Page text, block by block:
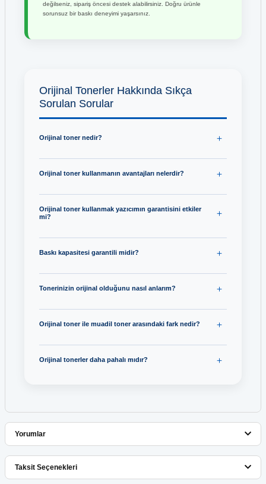
değilseniz, sipariş öncesi destek alabilirsiniz. Doğru ürünle
sorunsuz bir baskı deneyimi yaşarsınız.
Orijinal Tonerler Hakkında Sıkça
Sorulan Sorular
Orijinal toner nedir?
Orijinal toner kullanmanın avantajları nelerdir?
Orijinal toner kullanmak yazıcımın garantisini etkiler
mi?
Baskı kapasitesi garantili midir?
Tonerinizin orijinal olduğunu nasıl anlarım?
Orijinal toner ile muadil toner arasındaki fark nedir?
Orijinal tonerler daha pahalı mıdır?
Yorumlar
Taksit Seçenekleri